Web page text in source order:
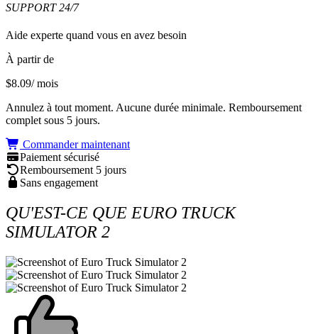
SUPPORT 24/7
Aide experte quand vous en avez besoin
À partir de
$8.09/ mois
Annulez à tout moment. Aucune durée minimale. Remboursement
complet sous 5 jours.
Commander maintenant
Paiement sécurisé
Remboursement 5 jours
Sans engagement
QU'EST-CE QUE EURO TRUCK
SIMULATOR 2